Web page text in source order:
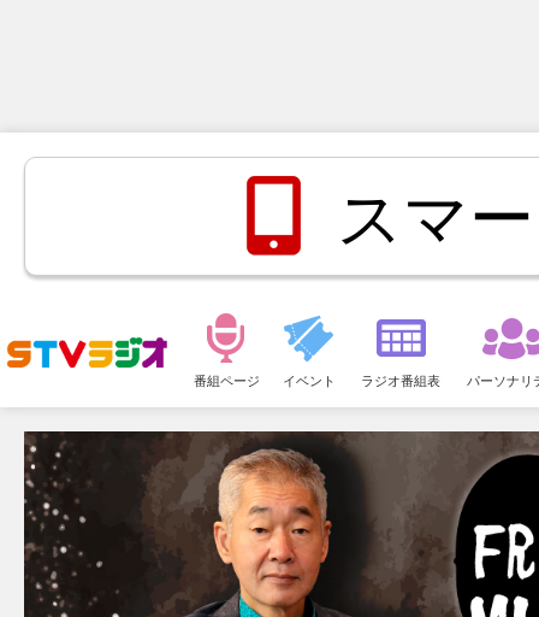
スマ
ュ
ー
番組ページ イベント ラジオ番組表 パーソナリ